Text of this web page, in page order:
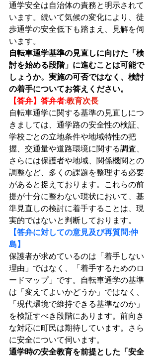
通学安全は自治体の責務と明示されて
います。続いて気候の変化により、徒
歩通学の安全低下も踏まえ、見解を伺
います。
自転車通学基準の見直しに向けた「検
討を始める段階」に進むことは可能で
しょうか。実施の可否ではなく、検討
の着手についてお答えください。
【答弁】答弁者:教育次長
自転車通学に関する基準の見直しにつ
きましては、通学路の安全性の検証、
学校ごとの立地条件や地域特性の把
握、交通量や道路環境に関する調査、
さらには保護者や地域、関係機関との
調整など、多くの課題を整理する必要
があると捉えております。これらの前
提が十分に整わない現状において、基
準見直しの検討に着手することは、現
実的ではないと判断しております。
【答弁に対しての意見及び再質問:仲
島】
保護者が求めているのは「着手しない
理由」ではなく、「着手するためのロ
ードマップ」です。自転車通学の基準
は「変えてよいかどうか」ではなく、
「現代環境で維持できる基準なのか」
を検証すべき段階にあります。前向き
な対応に町民は期待しています。さら
に安全について伺います。
通学時の安全教育を前提とした「安全